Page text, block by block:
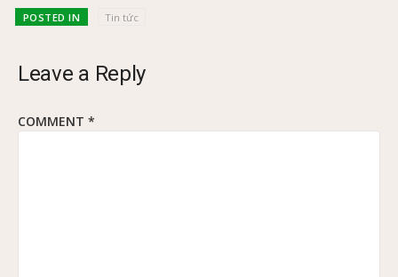
POSTED IN Tin tức
Leave a Reply
COMMENT *